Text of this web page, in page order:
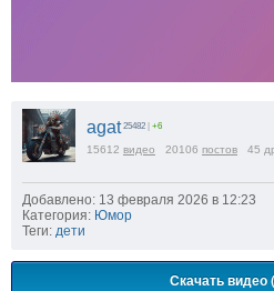
agat 25482 +6
15612 видео 20106 постов 45
Добавлено: 13 февраля 2026 в 12:23
Категория: Юмор
Теги: дети
Скачать видео